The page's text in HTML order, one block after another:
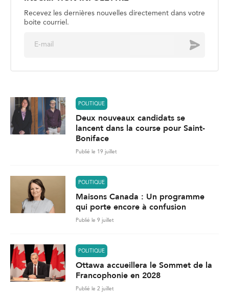
Recevez les dernières nouvelles directement dans votre
boite courriel.
Envoyer
POLITIQUE
Deux nouveaux candidats se
lancent dans la course pour Saint-
Boniface
Publié le 19 juillet
POLITIQUE
Maisons Canada : Un programme
qui porte encore à confusion
Publié le 9 juillet
POLITIQUE
Ottawa accueillera le Sommet de la
Francophonie en 2028
Publié le 2 juillet